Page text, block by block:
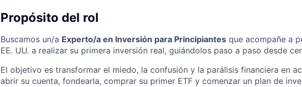
Propósito del rol
Buscamos un/a Experto/a en Inversión para Principiantes que acompañe a
EE. UU. a realizar su primera inversión real, guiándolos paso a paso desde
El objetivo es transformar el miedo, la confusión y la parálisis financiera en
abrir su cuenta, fondearla, comprar su primer ETF y comenzar un plan de